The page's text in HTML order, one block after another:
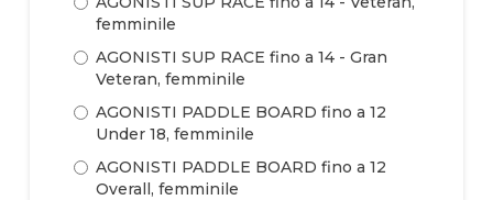
femminile
AGONISTI SUP RACE fino a 14 - Gran
Veteran, femminile
AGONISTI PADDLE BOARD fino a 12
Under 18, femminile
AGONISTI PADDLE BOARD fino a 12
Overall, femminile